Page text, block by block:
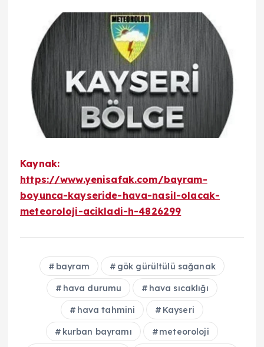
Kaynak:
https://www.yenisafak.com/bayram-
boyunca-kayseride-hava-nasil-olacak-
meteoroloji-acikladi-h-4826299
bayram gök gürültülü sağanak
hava durumu hava sıcaklığı
hava tahmini Kayseri
kurban bayramı meteoroloji